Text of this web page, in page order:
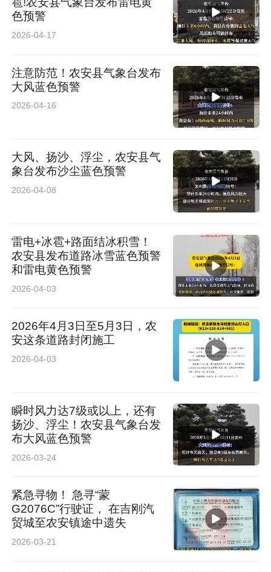
色预警
2026-04-17
注意防范！农安县气象台发布
大风蓝色预警
2026-04-16
大风、扬沙、浮尘，农安县气
象台发布沙尘蓝色预警
2026-04-08
雷电+冰雹+路面结冰积雪！
农安县发布道路冰雪蓝色预警
和雷电黄色预警
2026-04-03
2026年4月3日至5月3日，农
安这条道路封闭施工
2026-04-03
瞬时风力达7级或以上，还有
扬沙、浮尘！农安县气象台发
布大风蓝色预警
2026-03-24
紧急寻物！ 急寻“蒙
G2076C”行驶证， 在吉刚汽
贸城至农安镇途中遗失
2026-03-21